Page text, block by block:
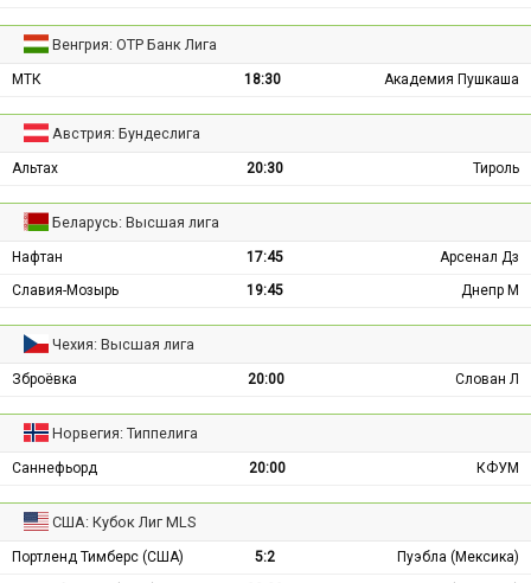
Венгрия: ОТР Банк Лига
МТК 18:30 Академия Пушкаша
Австрия: Бундеслига
Альтах 20:30 Тироль
Беларусь: Высшая лига
Нафтан 17:45
Арсенал Дз
Славия-Мозырь
19:45 Днепр М
Чехия: Высшая лига
Зброёвка 20:00 Слован Л
Норвегия: Типпелига
Саннефьорд 20:00 КФУМ
США: Кубок Лиг MLS
Портленд Тимберс (США) 5:2
Пуэбла (Мексика)